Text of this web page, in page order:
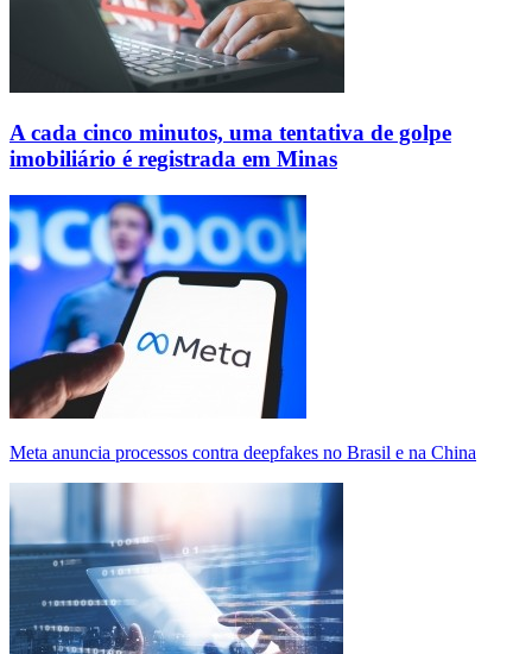
A cada cinco minutos, uma tentativa de golpe
imobiliário é registrada em Minas
Meta anuncia processos contra deepfakes no Brasil e na China